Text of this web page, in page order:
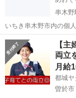
串木野
いちき串木野市内の個人
車や社用車を使ってい
ません 給料 即日現金により支給します 勤務状況により店長候補とし
て社員登用
鹿児島 いちき串木
【
両立
月給
都城ヤ
曽於市